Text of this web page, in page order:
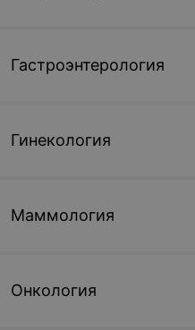
Гастроэнтерология
Гинекология
Маммология
Онкология